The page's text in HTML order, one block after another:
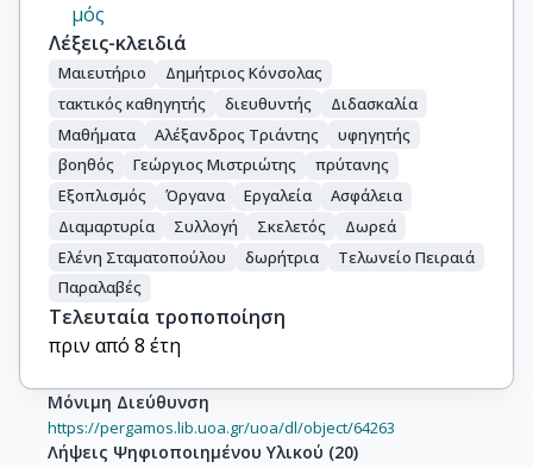
μός
Λέξεις-κλειδιά
Μαιευτήριο
Δημήτριος Κόνσολας
τακτικός καθηγητής
διευθυντής
Διδασκαλία
Μαθήματα
Αλέξανδρος Τριάντης
υφηγητής
βοηθός
Γεώργιος Μιστριώτης
πρύτανης
Εξοπλισμός
Όργανα Εργαλεία
Ασφάλεια
Διαμαρτυρία
Συλλογή Σκελετός
Δωρεά
Ελένη Σταματοπούλου
δωρήτρια
Τελωνείο Πειραιά
Παραλαβές
Τελευταία τροποποίηση
πριν από 8 έτη
Μόνιμη Διεύθυνση
https://pergamos.lib.uoa.gr/uoa/dl/object/64263
Λήψεις Ψηφιοποιημένου Υλικού (20)